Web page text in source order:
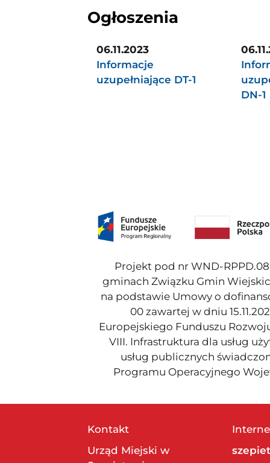
Ogłoszenia
06.11.2023
Informacje
uzupełniające DT-1
DN-1
Projekt pod nr WND-
gminach Związku Gmin
na podstawie Umowy o
00 zawartej w dniu
Europejskiego Funduszu
VIII. Infrastruktura dla usług
usług publicznych
Programu Operacyjnego
Kontakt
Urząd Miejski w